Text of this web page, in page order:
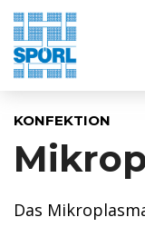
KONFEKTION
Das